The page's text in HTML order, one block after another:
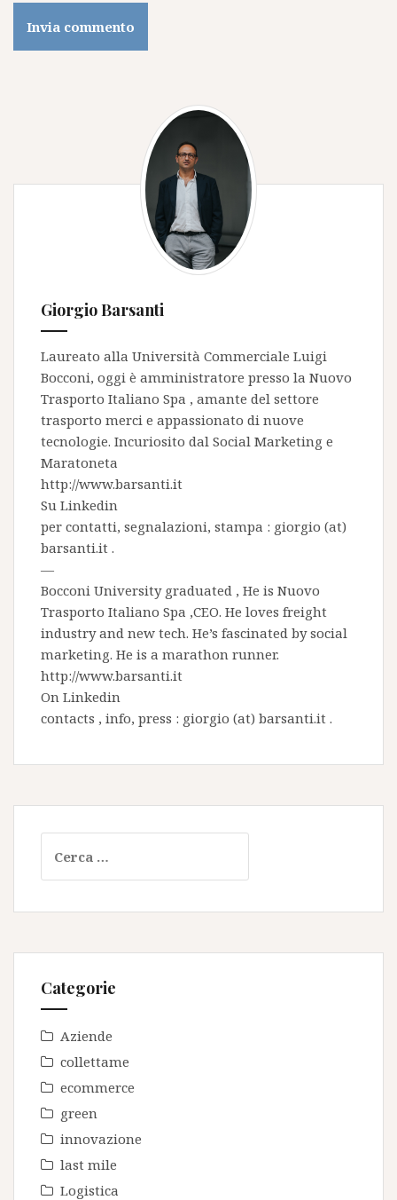
Giorgio Barsanti
Laureato alla Università Commerciale Luigi
Bocconi, oggi è amministratore presso la Nuovo
Trasporto Italiano Spa , amante del settore
trasporto merci e appassionato di nuove
tecnologie. Incuriosito dal Social Marketing e
Maratoneta
http://www.barsanti.it
Su Linkedin
per contatti, segnalazioni, stampa : giorgio (at)
barsanti.it .
—
Bocconi University graduated , He is Nuovo
Trasporto Italiano Spa ,CEO. He loves freight
industry and new tech. He’s fascinated by social
marketing. He is a marathon runner.
http://www.barsanti.it
On Linkedin
contacts , info, press : giorgio (at) barsanti.it .
per:
Categorie
Aziende
collettame
ecommerce
green
innovazione
last mile
Logistica